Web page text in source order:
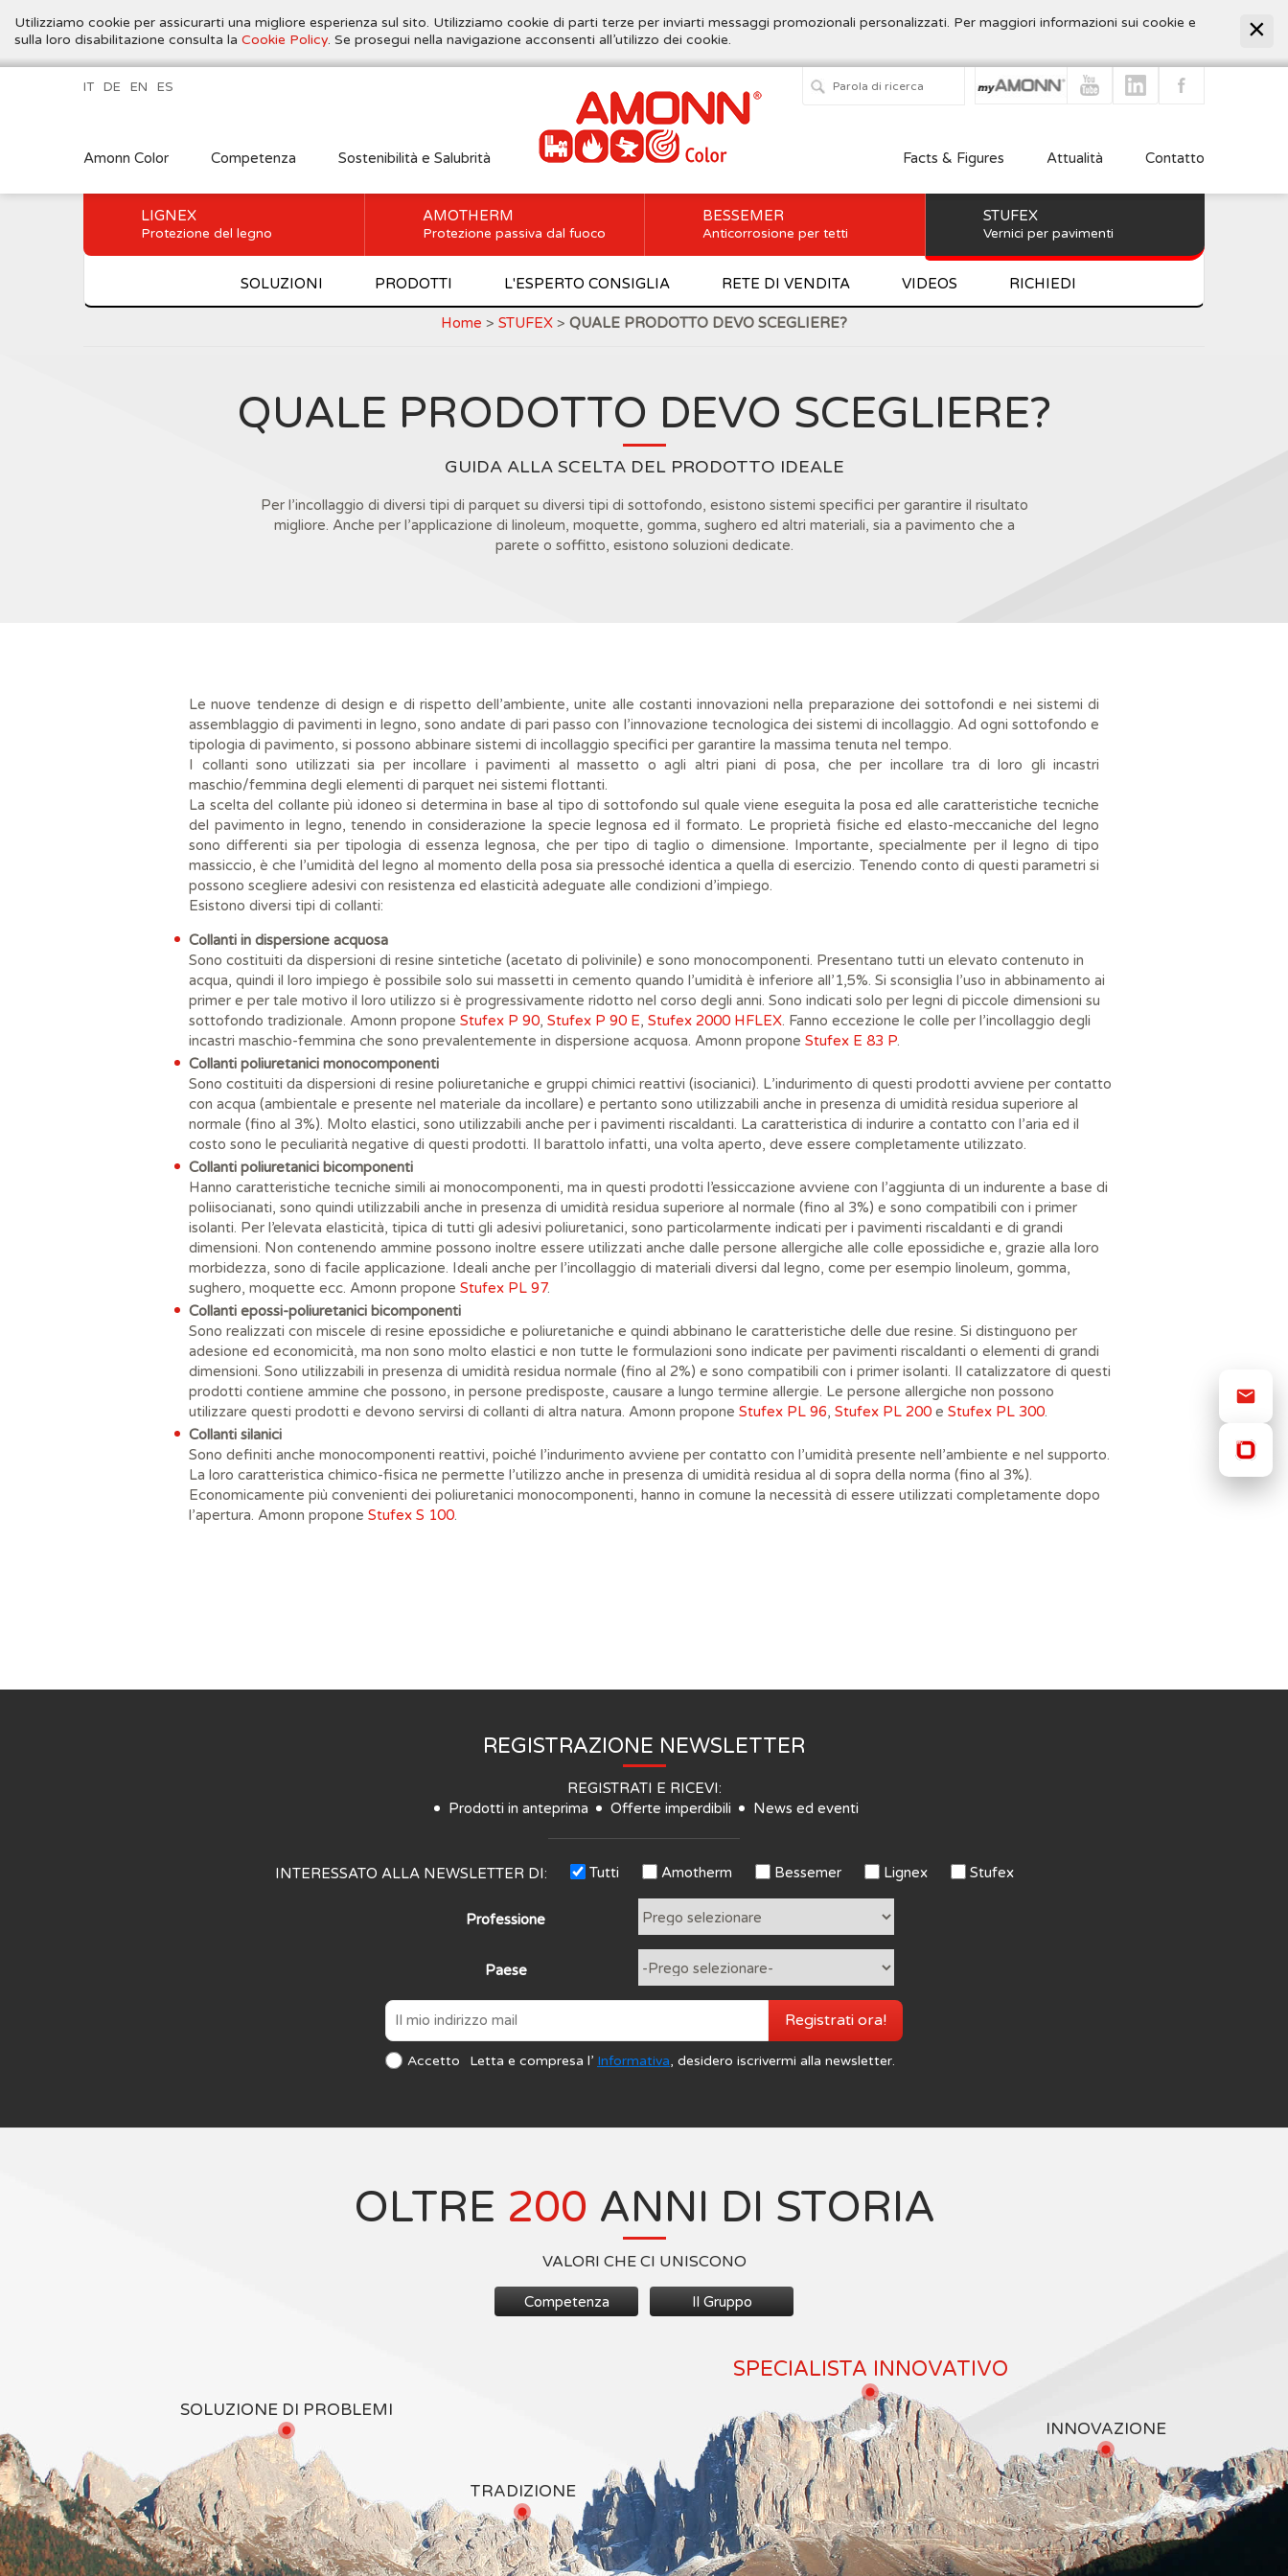
Utilizziamo cookie per assicurarti una migliore esperienza sul sito. Utilizziamo cookie di parti terze per inviarti messaggi promozionali personalizzati. Per maggiori informazioni sui cookie e
sulla loro disabilitazione consulta la Cookie Policy. Se prosegui nella navigazione acconsenti all’utilizzo dei cookie.
Amonn Color Competenza Sostenibilità e Salubrità Facts & Figures Attualità Contatto
IT DE EN ES
LIGNEX
Protezione del legno
AMOTHERM
Protezione passiva dal fuoco
BESSEMER
Anticorrosione per tetti
STUFEX
Vernici per pavimenti
SOLUZIONI PRODOTTI L'ESPERTO CONSIGLIA RETE DI VENDITA VIDEOS RICHIEDI
Home > STUFEX > QUALE PRODOTTO DEVO SCEGLIERE?
QUALE PRODOTTO DEVO SCEGLIERE?
GUIDA ALLA SCELTA DEL PRODOTTO IDEALE
Per l’incollaggio di diversi tipi di parquet su diversi tipi di sottofondo, esistono sistemi specifici per garantire il risultato
migliore. Anche per l’applicazione di linoleum, moquette, gomma, sughero ed altri materiali, sia a pavimento che a
parete o soffitto, esistono soluzioni dedicate.
Le nuove tendenze di design e di rispetto dell’ambiente, unite alle costanti innovazioni nella preparazione dei sottofondi e nei sistemi di
assemblaggio di pavimenti in legno, sono andate di pari passo con l’innovazione tecnologica dei sistemi di incollaggio. Ad ogni sottofondo e
tipologia di pavimento, si possono abbinare sistemi di incollaggio specifici per garantire la massima tenuta nel tempo.
I collanti sono utilizzati sia per incollare i pavimenti al massetto o agli altri piani di posa, che per incollare tra di loro gli incastri
maschio/femmina degli elementi di parquet nei sistemi flottanti.
La scelta del collante più idoneo si determina in base al tipo di sottofondo sul quale viene eseguita la posa ed alle caratteristiche tecniche
del pavimento in legno, tenendo in considerazione la specie legnosa ed il formato. Le proprietà fisiche ed elasto-meccaniche del legno
sono differenti sia per tipologia di essenza legnosa, che per tipo di taglio o dimensione. Importante, specialmente per il legno di tipo
massiccio, è che l’umidità del legno al momento della posa sia pressoché identica a quella di esercizio. Tenendo conto di questi parametri si
possono scegliere adesivi con resistenza ed elasticità adeguate alle condizioni d’impiego.
Esistono diversi tipi di collanti:
Collanti in dispersione acquosa
Sono costituiti da dispersioni di resine sintetiche (acetato di polivinile) e sono monocomponenti. Presentano tutti un elevato contenuto in
acqua, quindi il loro impiego è possibile solo sui massetti in cemento quando l’umidità è inferiore all’1,5%. Si sconsiglia l’uso in abbinamento ai
primer e per tale motivo il loro utilizzo si è progressivamente ridotto nel corso degli anni. Sono indicati solo per legni di piccole dimensioni su
sottofondo tradizionale. Amonn propone Stufex P 90, Stufex P 90 E, Stufex 2000 HFLEX. Fanno eccezione le colle per l’incollaggio degli
incastri maschio-femmina che sono prevalentemente in dispersione acquosa. Amonn propone Stufex E 83 P.
Collanti poliuretanici monocomponenti
Sono costituiti da dispersioni di resine poliuretaniche e gruppi chimici reattivi (isocianici). L’indurimento di questi prodotti avviene per contatto
con acqua (ambientale e presente nel materiale da incollare) e pertanto sono utilizzabili anche in presenza di umidità residua superiore al
normale (fino al 3%). Molto elastici, sono utilizzabili anche per i pavimenti riscaldanti. La caratteristica di indurire a contatto con l’aria ed il
costo sono le peculiarità negative di questi prodotti. Il barattolo infatti, una volta aperto, deve essere completamente utilizzato.
Collanti poliuretanici bicomponenti
Hanno caratteristiche tecniche simili ai monocomponenti, ma in questi prodotti l’essiccazione avviene con l’aggiunta di un indurente a base di
poliisocianati, sono quindi utilizzabili anche in presenza di umidità residua superiore al normale (fino al 3%) e sono compatibili con i primer
isolanti. Per l’elevata elasticità, tipica di tutti gli adesivi poliuretanici, sono particolarmente indicati per i pavimenti riscaldanti e di grandi
dimensioni. Non contenendo ammine possono inoltre essere utilizzati anche dalle persone allergiche alle colle epossidiche e, grazie alla loro
morbidezza, sono di facile applicazione. Ideali anche per l’incollaggio di materiali diversi dal legno, come per esempio linoleum, gomma,
sughero, moquette ecc. Amonn propone Stufex PL 97.
Collanti epossi-poliuretanici bicomponenti
Sono realizzati con miscele di resine epossidiche e poliuretaniche e quindi abbinano le caratteristiche delle due resine. Si distinguono per
adesione ed economicità, ma non sono molto elastici e non tutte le formulazioni sono indicate per pavimenti riscaldanti o elementi di grandi
dimensioni. Sono utilizzabili in presenza di umidità residua normale (fino al 2%) e sono compatibili con i primer isolanti. Il catalizzatore di questi
prodotti contiene ammine che possono, in persone predisposte, causare a lungo termine allergie. Le persone allergiche non possono
utilizzare questi prodotti e devono servirsi di collanti di altra natura. Amonn propone Stufex PL 96, Stufex PL 200 e Stufex PL 300.
Collanti silanici
Sono definiti anche monocomponenti reattivi, poiché l’indurimento avviene per contatto con l’umidità presente nell’ambiente e nel supporto.
La loro caratteristica chimico-fisica ne permette l’utilizzo anche in presenza di umidità residua al di sopra della norma (fino al 3%).
Economicamente più convenienti dei poliuretanici monocomponenti, hanno in comune la necessità di essere utilizzati completamente dopo
l’apertura. Amonn propone Stufex S 100.
REGISTRAZIONE NEWSLETTER
REGISTRATI E RICEVI:
Prodotti in anteprima
Offerte imperdibili News ed eventi
INTERESSATO ALLA NEWSLETTER DI: Tutti Amotherm Bessemer Lignex Stufex
Professione
Paese
Accetto Letta e compresa l’ Informativa, desidero iscrivermi alla newsletter.
Registrati ora!
OLTRE 200 ANNI DI STORIA
VALORI CHE CI UNISCONO
Competenza Il Gruppo
SOLUZIONE DI PROBLEMI
TRADIZIONE
SPECIALISTA INNOVATIVO
INNOVAZIONE